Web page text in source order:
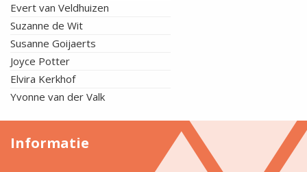
Evert van Veldhuizen
Suzanne de Wit
Susanne Goijaerts
Joyce Potter
Elvira Kerkhof
Yvonne van der Valk
Informatie